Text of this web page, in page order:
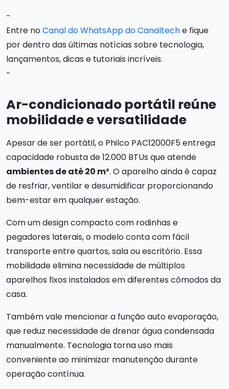
-
Entre noCanal do WhatsApp do Canalteche fique
por dentro das últimas notícias sobre tecnologia,
lançamentos, dicas e tutoriais incríveis.
-
Ar-condicionado portátil reúne
mobilidade e versatilidade
Apesar de ser portátil, o Philco PAC12000F5 entrega
capacidade robusta de 12.000 BTUs que atende
ambientes de até 20 m². O aparelho ainda é capaz
de resfriar, ventilar e desumidificar proporcionando
bem-estar em qualquer estação.
Com um design compacto com rodinhas e
pegadores laterais, o modelo conta com fácil
transporte entre quartos, sala ou escritório. Essa
mobilidade elimina necessidade de múltiplos
aparelhos fixos instalados em diferentes cômodos da
casa.
Também vale mencionar a função auto evaporação,
que reduz necessidade de drenar água condensada
manualmente. Tecnologia torna uso mais
conveniente ao minimizar manutenção durante
operação contínua.